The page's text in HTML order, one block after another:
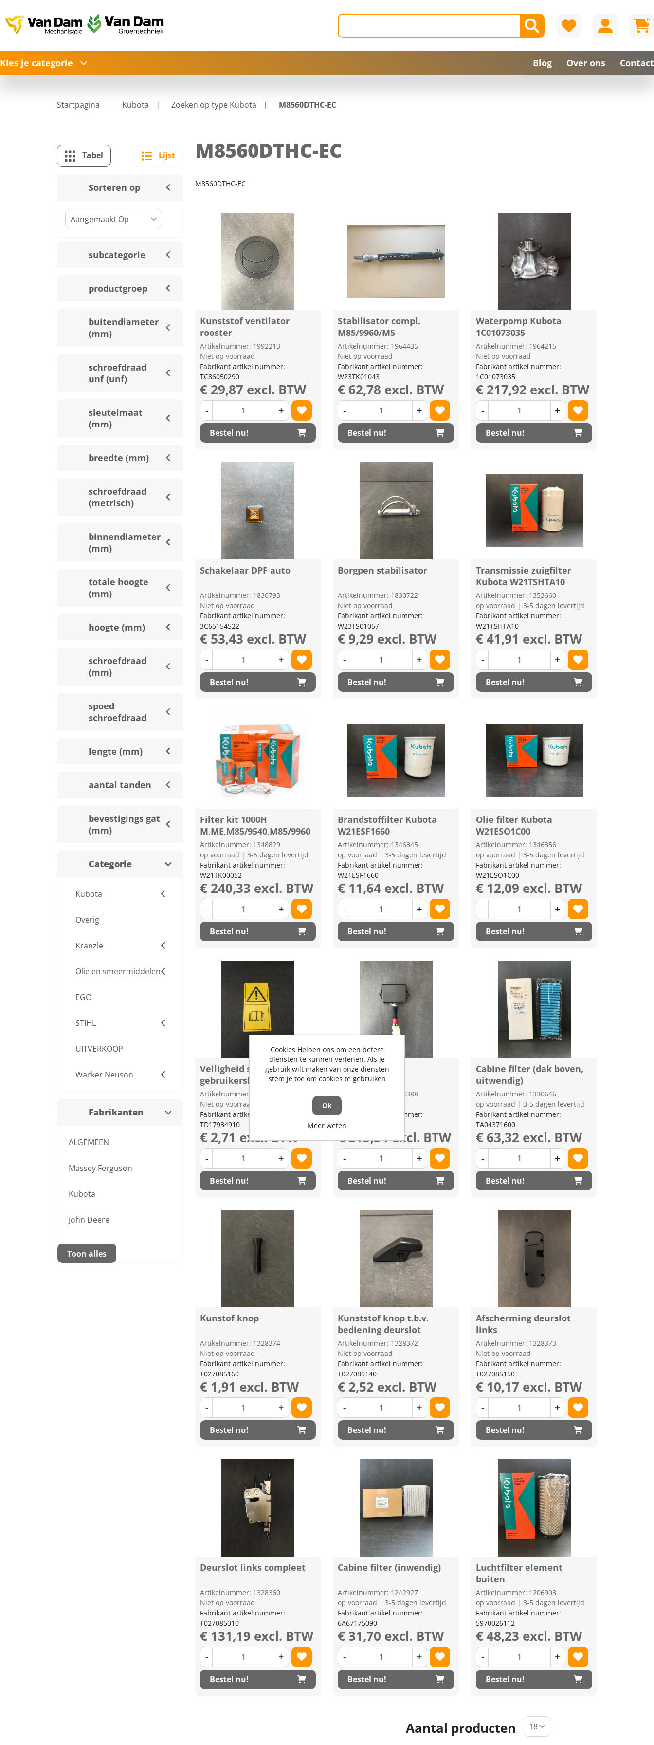
0
Kies je categorie Blog Over ons Contact
Startpagina Kubota Zoeken op type Kubota M8560DTHC-EC
Tabel Lijst
Sorteren op
subcategorie
productgroep
buitendiameter
(mm)
schroefdraad
unf (unf)
sleutelmaat
(mm)
breedte (mm)
schroefdraad
(metrisch)
binnendiameter
(mm)
totale hoogte
(mm)
hoogte (mm)
schroefdraad
(mm)
spoed
schroefdraad
lengte (mm)
aantal tanden
bevestigings gat
(mm)
Categorie
Kubota
Overig
Kranzle
Olie en smeermiddelen
EGO
STIHL
UITVERKOOP
Wacker Neuson
Fabrikanten
ALGEMEEN
Massey Ferguson
Kubota
John Deere
Toon alles
M8560DTHC-EC
M8560DTHC-EC
Kunststof ventilator
rooster
Artikelnummer: 1992213
Niet op voorraad
Fabrikant artikel nummer:
TC86050290
€ 29,87 excl. BTW
- +
Bestel nu!
Stabilisator compl.
M85/9960/M5
Artikelnummer: 1964435
Niet op voorraad
Fabrikant artikel nummer:
W23TK01043
€ 62,78 excl. BTW
- +
Bestel nu!
Waterpomp Kubota
1C01073035
Artikelnummer: 1964215
Niet op voorraad
Fabrikant artikel nummer:
1C01073035
€ 217,92 excl. BTW
- +
Bestel nu!
Schakelaar DPF auto
Artikelnummer: 1830793
Niet op voorraad
Fabrikant artikel nummer:
3C65154522
€ 53,43 excl. BTW
- +
Bestel nu!
Borgpen stabilisator
Artikelnummer: 1830722
Niet op voorraad
Fabrikant artikel nummer:
W23TS01057
€ 9,29 excl. BTW
- +
Bestel nu!
Transmissie zuigfilter
Kubota W21TSHTA10
Artikelnummer: 1353660
op voorraad | 3-5 dagen levertijd
Fabrikant artikel nummer:
W21TSHTA10
€ 41,91 excl. BTW
- +
Bestel nu!
Filter kit 1000H
M,ME,M85/9540,M85/9960
Artikelnummer: 1348829
op voorraad | 3-5 dagen levertijd
Fabrikant artikel nummer:
W21TK00052
€ 240,33 excl. BTW
- +
Bestel nu!
Brandstoffilter Kubota
W21ESF1660
Artikelnummer: 1346345
op voorraad | 3-5 dagen levertijd
Fabrikant artikel nummer:
W21ESF1660
€ 11,64 excl. BTW
- +
Bestel nu!
Olie filter Kubota
W21ESO1C00
Artikelnummer: 1346356
op voorraad | 3-5 dagen levertijd
Fabrikant artikel nummer:
W21ESO1C00
€ 12,09 excl. BTW
- +
Bestel nu!
Veiligheid sticker
gebruikershandleiding
Artikelnummer: 1335091
Niet op voorraad
Fabrikant artikel nummer:
TD17934910
€ 2,71 excl. BTW
- +
Bestel nu!
Knipper unit
(regeleenheid)
Artikelnummer: 1334388
Fabrikant artikel nummer:
TD06933700
€ 215,54 excl. BTW
- +
Bestel nu!
Cabine filter (dak boven,
uitwendig)
Artikelnummer: 1330646
op voorraad | 3-5 dagen levertijd
Fabrikant artikel nummer:
TA04371600
€ 63,32 excl. BTW
- +
Bestel nu!
Kunstof knop
Artikelnummer: 1328374
Niet op voorraad
Fabrikant artikel nummer:
T027085160
€ 1,91 excl. BTW
- +
Bestel nu!
Kunststof knop t.b.v.
bediening deurslot
Artikelnummer: 1328372
Niet op voorraad
Fabrikant artikel nummer:
T027085140
€ 2,52 excl. BTW
- +
Bestel nu!
Afscherming deurslot
links
Artikelnummer: 1328373
Niet op voorraad
Fabrikant artikel nummer:
T027085150
€ 10,17 excl. BTW
- +
Bestel nu!
Deurslot links compleet
Artikelnummer: 1328360
Niet op voorraad
Fabrikant artikel nummer:
T027085010
€ 131,19 excl. BTW
- +
Bestel nu!
Cabine filter (inwendig)
Artikelnummer: 1242927
op voorraad | 3-5 dagen levertijd
Fabrikant artikel nummer:
6A67175090
€ 31,70 excl. BTW
- +
Bestel nu!
Luchtfilter element
buiten
Artikelnummer: 1206903
op voorraad | 3-5 dagen levertijd
Fabrikant artikel nummer:
5970026112
€ 48,23 excl. BTW
- +
Bestel nu!
Aantal producten
Cookies Helpen ons om een betere
diensten te kunnen verlenen. Als je
gebruik wilt maken van onze diensten
stem je toe om cookies te gebruiken
Ok
Meer weten